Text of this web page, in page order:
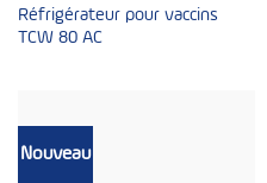
Réfrigérateur pour vaccins
TCW 80 AC
Nouveau